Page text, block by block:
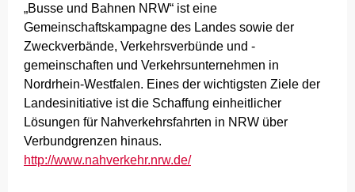
„Busse und Bahnen NRW“ ist eine
Gemeinschaftskampagne des Landes sowie der
Zweckverbände, Verkehrsverbünde und -
gemeinschaften und Verkehrsunternehmen in
Nordrhein-Westfalen. Eines der wichtigsten Ziele der
Landesinitiative ist die Schaffung einheitlicher
Lösungen für Nahverkehrsfahrten in NRW über
Verbundgrenzen hinaus.
http://www.nahverkehr.nrw.de/